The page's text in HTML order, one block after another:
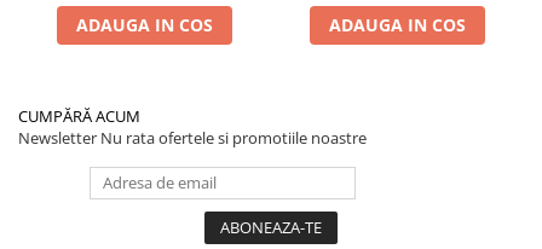
ADAUGA IN COS ADAUGA IN COS
CUMPĂRĂ ACUM
Newsletter Nu rata ofertele si promotiile noastre